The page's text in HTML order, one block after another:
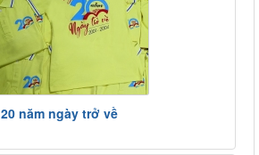
20 năm ngày trở về